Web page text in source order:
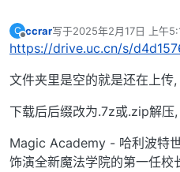
C
离线
ccrar写于2025年2月17日 上午
最后由 编辑
https://drive.uc.cn/s/
文件夹里是空的就是还在上传
下载后后缀改为.7z或.zip解压
Magic Academy - 哈利波特
饰演全新魔法学院的第一任校